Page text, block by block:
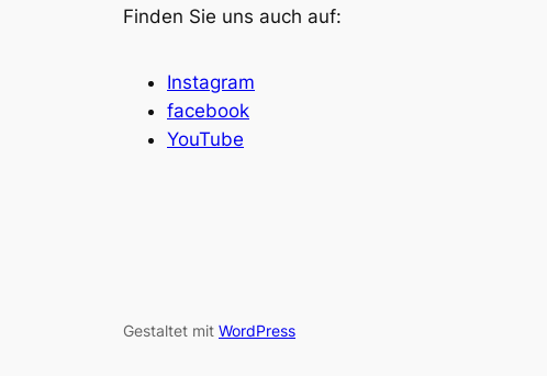
Finden Sie uns auch auf:
Instagram
facebook
YouTube
Gestaltet mit WordPress